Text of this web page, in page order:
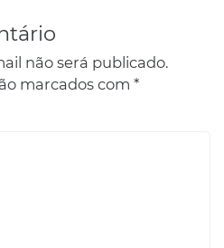
não será publicado.
marcados com *